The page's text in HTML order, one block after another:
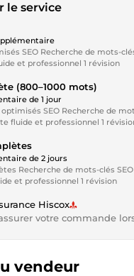
le service
de mots-clés
(800–1000 mots)
de 1 jour
Recherche de mots-
de 2 jours
SEO
Hiscox
votre commande
vendeur